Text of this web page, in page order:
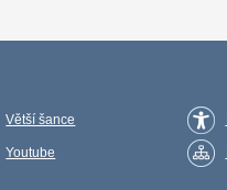
Větší šance
Youtube